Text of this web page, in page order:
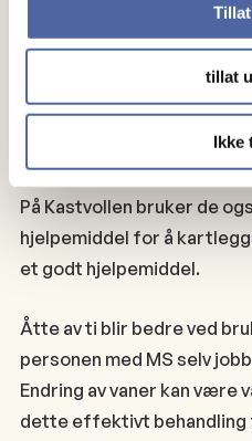
tillat
Ikke
legg inn harde
Noen påvirkes av
kveld, og vi anbefaler
på kvelden, da vi vet at
inntil 2 timer, forklarer
På Kastvollen bruker de
hjelpemiddel for å
et godt hjelpemiddel.
Åtte av ti blir bedre ved
personen med MS selv
Endring av vaner kan være
dette effektivt behandling